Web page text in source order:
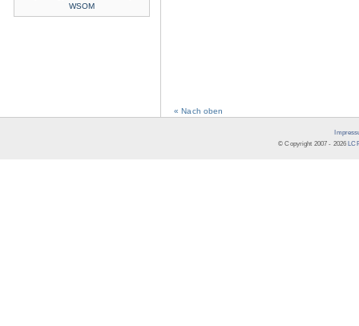
« Nach oben
WSOM
© Copyright 2007 - 2026